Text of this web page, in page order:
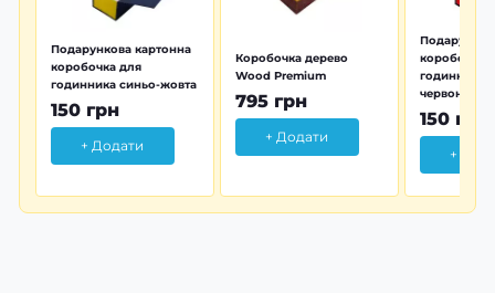
Подарункова картонна
коробочка для
годинника синьо-жовта
150 грн
+ Додати
Коробочка дерево
Wood Premium
795 грн
+ Додати
коробочка
годинника
червона
150 грн
+